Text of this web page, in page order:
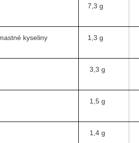
7,3 g
kyseliny 1,3 g
3,3 g
1,5 g
1,4 g